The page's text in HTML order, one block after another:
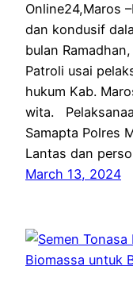
Online24,Maros
dan kondusif
bulan
Patroli usai
hukum Kab.
wita.
Samapta Polres
Lantas dan
March 13, 2024